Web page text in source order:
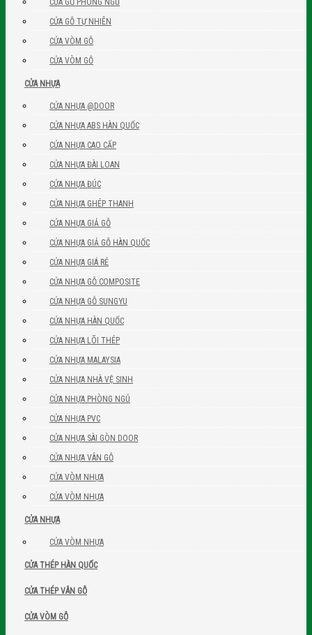
CỬA GỖ TỰ NHIÊN
CỬA VÒM GỖ
CỬA VÒM GỖ
CỬA NHỰA
CỬA NHỰA @DOOR
CỬA NHỰA ABS HÀN QUỐC
CỬA NHỰA CAO CẤP
CỬA NHỰA ĐÀI LOAN
CỬA NHỰA ĐÚC
CỬA NHỰA GHÉP THANH
CỬA NHỰA GIẢ GỖ
CỬA NHỰA GIẢ GỖ HÀN QUỐC
CỬA NHỰA GIÁ RẺ
CỬA NHỰA GỖ COMPOSITE
CỬA NHỰA GỖ SUNGYU
CỬA NHỰA HÀN QUỐC
CỬA NHỰA LÕI THÉP
CỬA NHỰA MALAYSIA
CỬA NHỰA NHÀ VỆ SINH
CỬA NHỰA PHÒNG NGỦ
CỬA NHỰA PVC
CỬA NHỰA SÀI GÒN DOOR
CỬA NHỰA VÂN GỖ
CỬA VÒM NHỰA
CỬA VÒM NHỰA
CỬA NHỰA
CỬA VÒM NHỰA
CỬA THÉP HÀN QUỐC
CỬA THÉP VÂN GỖ
CỬA VÒM GỖ